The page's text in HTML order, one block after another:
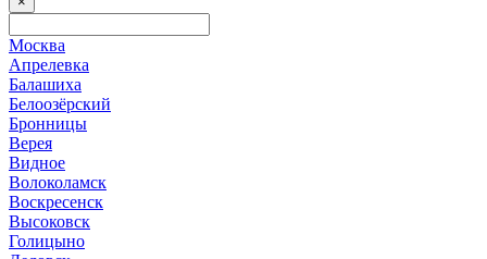
Москва
Апрелевка
Балашиха
Белоозёрский
Бронницы
Верея
Видное
Волоколамск
Воскресенск
Высоковск
Голицыно